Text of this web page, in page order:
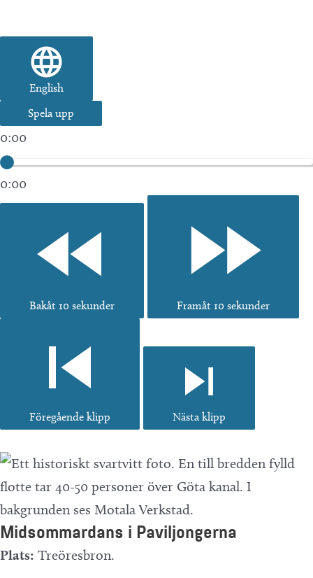
English
Spela upp
0:00
0:00
Bakåt 10 sekunder Framåt 10 sekunder
Föregående klipp Nästa klipp
Midsommardans i Paviljongerna
Plats: Treöresbron.